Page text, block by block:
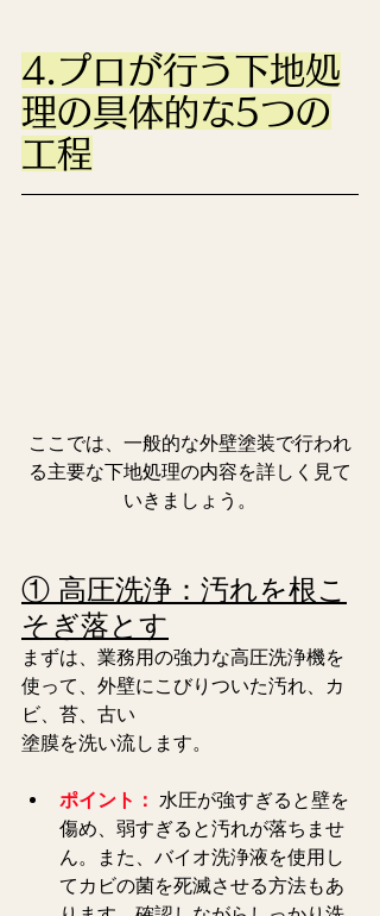
4.プロが行う下地処
理の具体的な5つの
工程
ここでは、一般的な外壁塗装で行われ
る主要な下地処理の内容を詳しく見て
いきましょう。
① 高圧洗浄：汚れを根こ
そぎ落とす
まずは、業務用の強力な高圧洗浄機を
使って、外壁にこびりついた汚れ、カ
ビ、苔、古い
塗膜を洗い流します。
ポイント： 水圧が強すぎると壁を
傷め、弱すぎると汚れが落ちませ
ん。また、バイオ洗浄液を使用し
てカビの菌を死滅させる方法もあ